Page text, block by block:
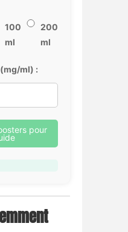
100
ml
200
ml
ml) :
pour